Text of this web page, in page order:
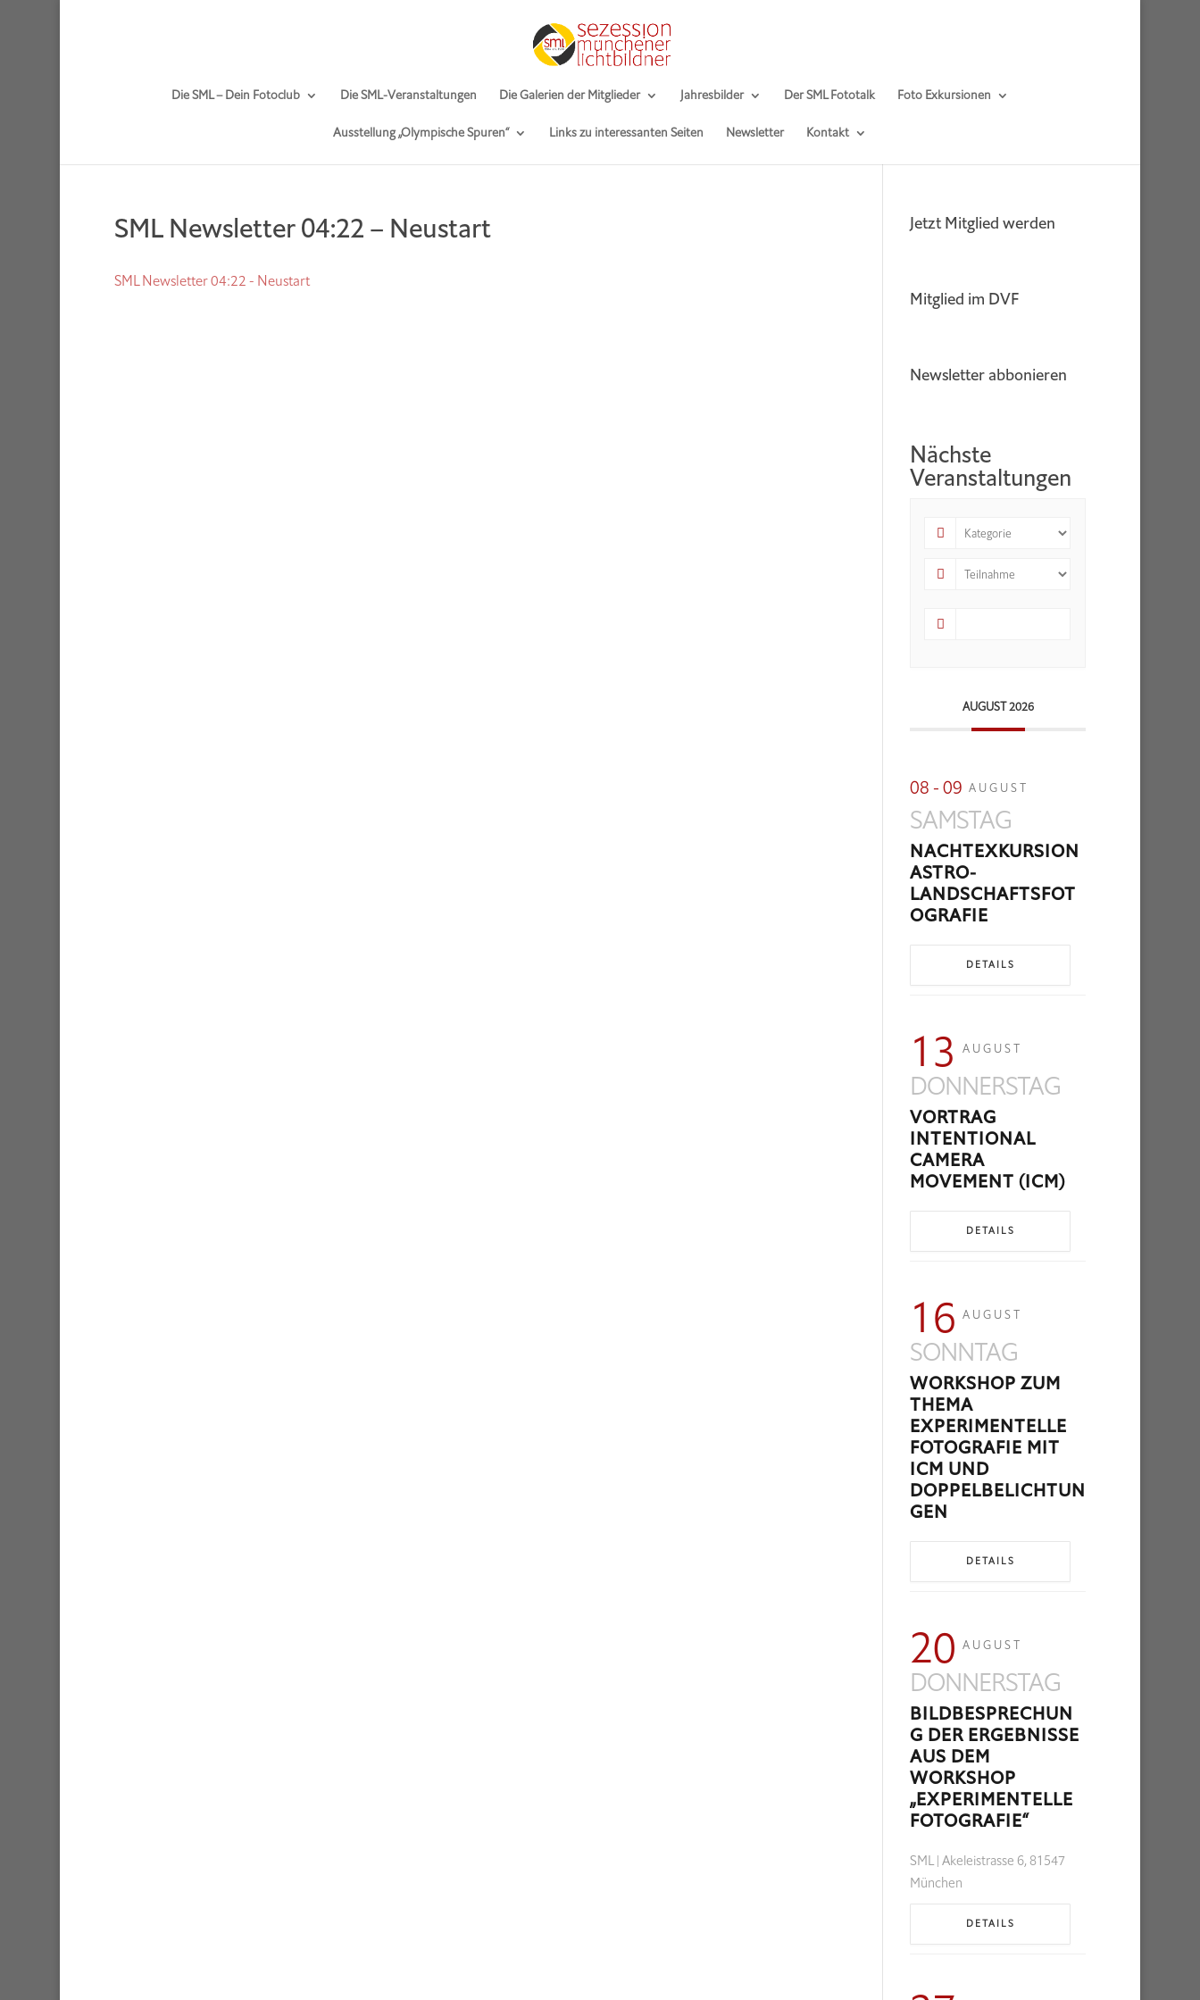
Die SML – Dein Fotoclub Die SML-Veranstaltungen Die Galerien der Mitglieder Jahresbilder Der SML Fototalk Foto Exkursionen
Ausstellung „Olympische Spuren“ Links zu interessanten Seiten Newsletter Kontakt
SML Newsletter 04:22 – Neustart
SML Newsletter 04:22 - Neustart
Jetzt Mitglied werden
Mitglied im DVF
Newsletter abbonieren
Nächste
Veranstaltungen
AUGUST 2026
08 - 09 AUGUST
SAMSTAG
NACHTEXKURSION
ASTRO-
LANDSCHAFTSFOT
OGRAFIE
DETAILS
13 AUGUST
DONNERSTAG
VORTRAG
INTENTIONAL
CAMERA
MOVEMENT (ICM)
DETAILS
16 AUGUST
SONNTAG
WORKSHOP ZUM
THEMA
EXPERIMENTELLE
FOTOGRAFIE MIT
ICM UND
DOPPELBELICHTUN
GEN
DETAILS
20 AUGUST
DONNERSTAG
BILDBESPRECHUN
G DER ERGEBNISSE
AUS DEM
WORKSHOP
„EXPERIMENTELLE
FOTOGRAFIE“
SML | Akeleistrasse 6, 81547
München
DETAILS